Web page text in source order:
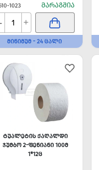
1023 ᲛᲐᲠᲐᲒᲨᲘᲐ
+
ᲛᲘᲜᲘᲛᲣᲛ - 24 ᲪᲐᲚᲘ
ᲢᲣᲐᲚᲔᲢᲘᲡ ᲥᲐᲦᲐᲚᲓᲘ
ᲯᲣᲛᲑᲝ 2-ᲤᲔᲜᲘᲐᲜᲘ 100Მ
1*12Ც